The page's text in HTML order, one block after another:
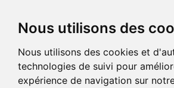
Nous utilisons des
Nous utilisons des cookies et
technologies de suivi pour
expérience de navigation sur